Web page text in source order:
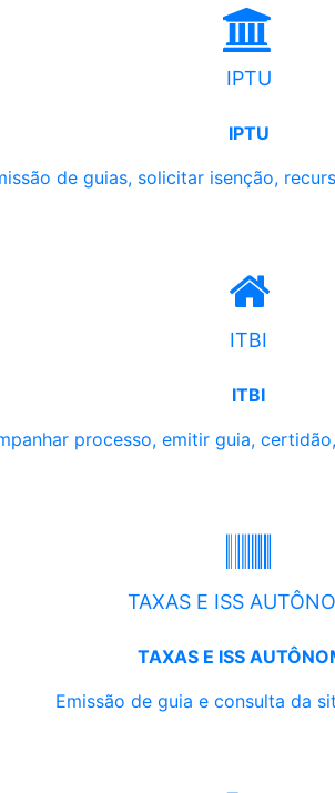
IPTU
IPTU
de guias, solicitar isenção,
ITBI
ITBI
processo, emitir guia,
TAXAS E ISS
TAXAS E ISS
Emissão de guia e consulta da